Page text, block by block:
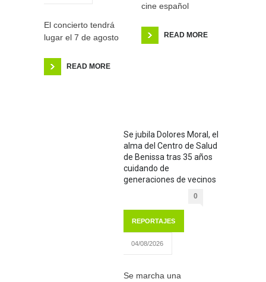
El concierto tendrá
lugar el 7 de agosto
READ MORE
cine español
READ MORE
Se jubila Dolores Moral, el
alma del Centro de Salud
de Benissa tras 35 años
cuidando de
generaciones de vecinos
0
REPORTAJES
04/08/2026
Se marcha una